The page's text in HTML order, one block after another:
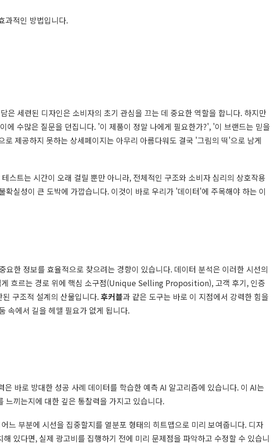
과적인 방법입니다.
세련된 디자인은 소비자의 초기 관심을 끄는 데 중요한 역할을 합니다. 하지만
수많은 질문을 던집니다. '이 제품이 정말 나에게 필요한가?', '이 브랜드는 믿을
제공하지 못하는 상세페이지는 아무리 아름다워도 결국 '그림의 떡'으로 남게
스트는 시간이 오래 걸릴 뿐만 아니라, 전체적인 구조와 소비자 심리의 상호작용
실성이 큰 도박에 가깝습니다. 이것이 바로 우리가 '데이터'에 주목해야 하는 이
한 정보를 효율적으로 찾으려는 경향이 있습니다. 데이터 분석은 이러한 시선의
게 흐르는 경로 위에 핵심 소구점(Unique Selling Proposition), 고객 후기, 인증
구조적 설계의 산물입니다.후커블과 같은 도구는 바로 이 지점에서 강력한 힘을
속에서 길을 헤맬 필요가 없게 됩니다.
은 바로 방대한 성공 사례 데이터를 학습한 예측 AI 알고리즘에 있습니다. 이 AI는
느끼는지에 대한 깊은 통찰력을 가지고 있습니다.
느 부분에 시선을 집중할지를 열분포 형태의 히트맵으로 미리 보여줍니다. 디자
다면, 실제 광고비를 집행하기 전에 미리 문제점을 파악하고 수정할 수 있습니